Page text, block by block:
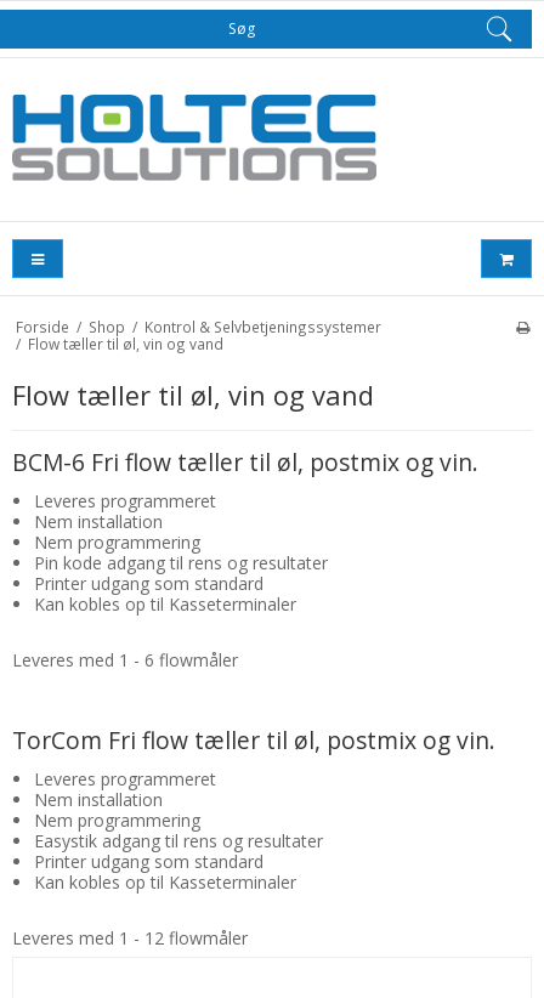
Søg
Forside / Shop / Kontrol & Selvbetjeningssystemer
/ Flow tæller til øl, vin og vand
Flow tæller til øl, vin og vand
BCM-6 Fri flow tæller til øl, postmix og vin.
Leveres programmeret
Nem installation
Nem programmering
Pin kode adgang til rens og resultater
Printer udgang som standard
Kan kobles op til Kasseterminaler
Leveres med 1 - 6 flowmåler
TorCom Fri flow tæller til øl, postmix og vin.
Leveres programmeret
Nem installation
Nem programmering
Easystik adgang til rens og resultater
Printer udgang som standard
Kan kobles op til Kasseterminaler
Leveres med 1 - 12 flowmåler